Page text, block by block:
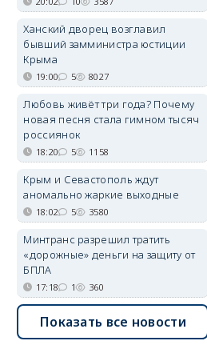
Ханский дворец возглавил
бывший замминистра юстиции
Крыма
19:00 5 8027
Любовь живёт три года? Почему
новая песня стала гимном тысяч
россиянок
18:20 5 1158
Крым и Севастополь ждут
аномально жаркие выходные
18:02 5 3580
Минтранс разрешил тратить
«дорожные» деньги на защиту от
БПЛА
17:18 1 360
Показать все новости